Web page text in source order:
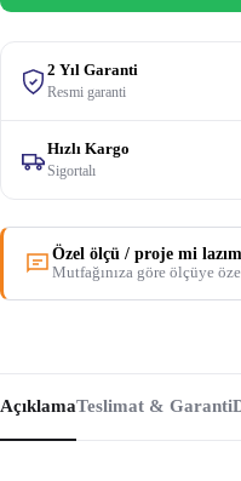
2 Yıl Garanti
Resmi garanti
Hızlı Kargo
Sigortalı
Özel ölçü / proje mi
Mutfağınıza göre ölçüye
AçıklamaTeslimat & Garanti